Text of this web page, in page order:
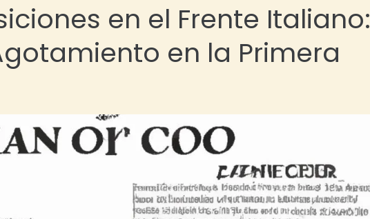
en el Frente Italiano:
en la Primera